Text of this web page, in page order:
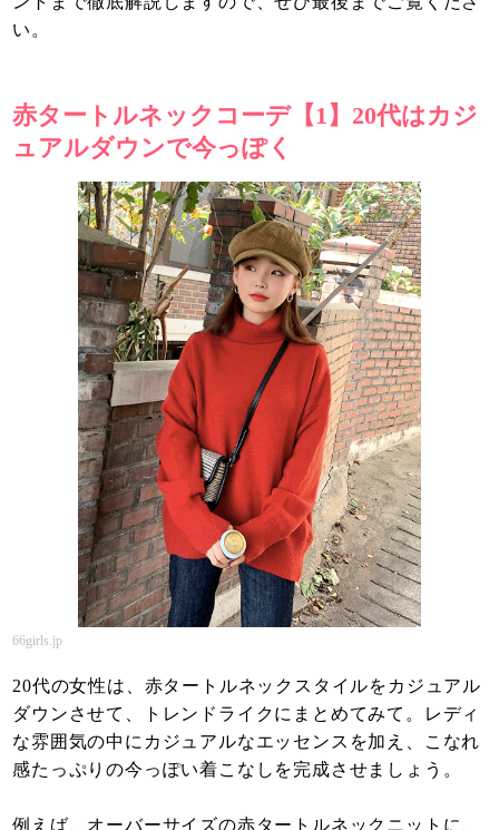
い。
赤タートルネックコーデ【1】20代はカジ
ュアルダウンで今っぽく
66girls.jp
20代の女性は、赤タートルネックスタイルをカジュアル
ダウンさせて、トレンドライクにまとめてみて。レディ
な雰囲気の中にカジュアルなエッセンスを加え、こなれ
感たっぷりの今っぽい着こなしを完成させましょう。
例えば、オーバーサイズの赤タートルネックニットに、